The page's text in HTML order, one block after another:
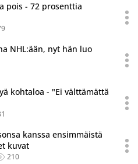
pois - 72 prosenttia
NHL:ään, nyt hän luo
kohtaloa - "Ei välttämättä
kanssa ensimmäistä
kuvat
210